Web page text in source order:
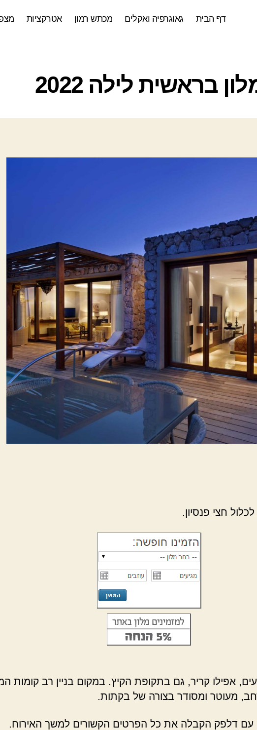
דף הבית גאוגרפיה ואקלים מכתש רמון אטרקציות
ק
ט
ר
בראשית לילה 2022
חצי פנסיון.
אפילו קריר, גם בתקופת הקיץ. במקום בניין רב קומות
מעוטר ומסודר בצורה של בקתות.
עם דלפק הקבלה את כל הפרטים הקשורים למשך האירוח.